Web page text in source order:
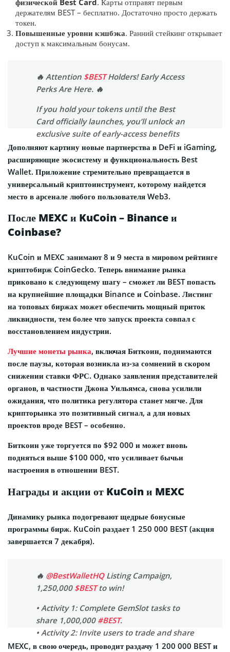
держателям BEST – бесплатно. Достаточно просто держать
токен.
Повышенные уровни кэшбэка. Ранний стейкинг открывает
доступ к максимальным бонусам.
🔥 Attention $BESTHolders! Early Access
Perks Are Here. 🔥
If you hold your tokens until the Best
Card officially launches, you’ll unlock an
exclusive suite of early-access benefits
reserved for our most committed
community members:
1️⃣ Priority Access to the Best Card
Start…pic.twitter.com/VR8qxMHJ0g
November 28, 2025
Дополняют картину новые партнерства в DeFi и iGaming,
расширяющие экосистему и функциональность Best
Wallet. Приложение стремительно превращается в
универсальный криптоинструмент, которому найдется
место в арсенале любого пользователя Web3.
После MEXC и KuCoin – Binance и
Coinbase?
KuCoin и MEXC занимают 8 и 9 места в мировом рейтинге
криптобирж CoinGecko. Теперь внимание рынка
приковано к следующему шагу – сможет ли BEST попасть
на крупнейшие площадки Binance и Coinbase. Листинг
на топовых биржах может обеспечить мощный приток
ликвидности, тем более что запуск проекта совпал с
восстановлением индустрии.
Лучшие монеты рынка, включая Биткоин, поднимаются
после паузы, которая возникла из-за сомнений в скором
снижении ставки ФРС. Однако заявления представителей
органов, в частности Джона Уильямса, снова усилили
ожидания, что политика регулятора станет мягче. Для
крипторынка это позитивный сигнал, а для новых
проектов вроде BEST – особенно.
Биткоин уже торгуется по $92 000 и может вновь
подняться выше $100 000, что усиливает бычьи
настроения в отношении BEST.
Награды и акции от KuCoin и MEXC
Динамику рынка подогревают щедрые бонусные
программы бирж. KuCoin раздает 1 250 000 BEST (акция
завершается 7 декабря).
🔥 @BestWalletHQListing Campaign,
1,250,000 $BESTto win!
• Activity 1: Complete GemSlot tasks to
share 1,000,000 #BEST.
• Activity 2: Invite users to trade and share
250,000 BEST.
MEXC, в свою очередь, проводит раздачу 1 200 000 BEST и